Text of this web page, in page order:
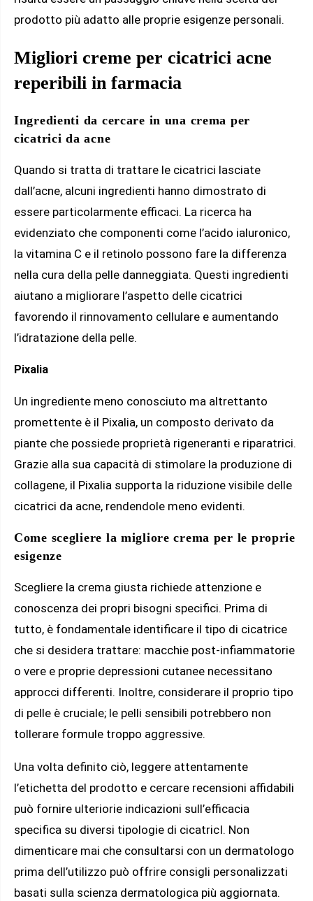
prodotto più adatto alle proprie esigenze personali.
Migliori creme per cicatrici acne
reperibili in farmacia
Ingredienti da cercare in una crema per
cicatrici da acne
Quando si tratta di trattare le cicatrici lasciate
dall’acne, alcuni ingredienti hanno dimostrato di
essere particolarmente efficaci. La ricerca ha
evidenziato che componenti come l’acido ialuronico,
la vitamina C e il retinolo possono fare la differenza
nella cura della pelle danneggiata. Questi ingredienti
aiutano a migliorare l’aspetto delle cicatrici
favorendo il rinnovamento cellulare e aumentando
l’idratazione della pelle.
Pixalia
Un ingrediente meno conosciuto ma altrettanto
promettente è il Pixalia, un composto derivato da
piante che possiede proprietà rigeneranti e riparatrici.
Grazie alla sua capacità di stimolare la produzione di
collagene, il Pixalia supporta la riduzione visibile delle
cicatrici da acne, rendendole meno evidenti.
Come scegliere la migliore crema per le proprie
esigenze
Scegliere la crema giusta richiede attenzione e
conoscenza dei propri bisogni specifici. Prima di
tutto, è fondamentale identificare il tipo di cicatrice
che si desidera trattare: macchie post-infiammatorie
o vere e proprie depressioni cutanee necessitano
approcci differenti. Inoltre, considerare il proprio tipo
di pelle è cruciale; le pelli sensibili potrebbero non
tollerare formule troppo aggressive.
Una volta definito ciò, leggere attentamente
l’etichetta del prodotto e cercare recensioni affidabili
può fornire ulteriorie indicazioni sull’efficacia
specifica su diversi tipologie di cicatricI. Non
dimenticare mai che consultarsi con un dermatologo
prima dell’utilizzo può offrire consigli personalizzati
basati sulla scienza dermatologica più aggiornata.